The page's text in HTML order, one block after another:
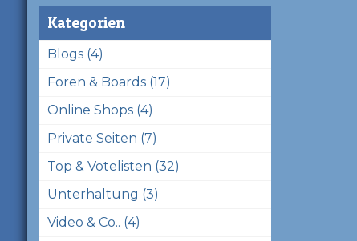
Kategorien
Blogs (4)
Foren & Boards (17)
Online Shops (4)
Private Seiten (7)
Top & Votelisten (32)
Unterhaltung (3)
Video & Co.. (4)